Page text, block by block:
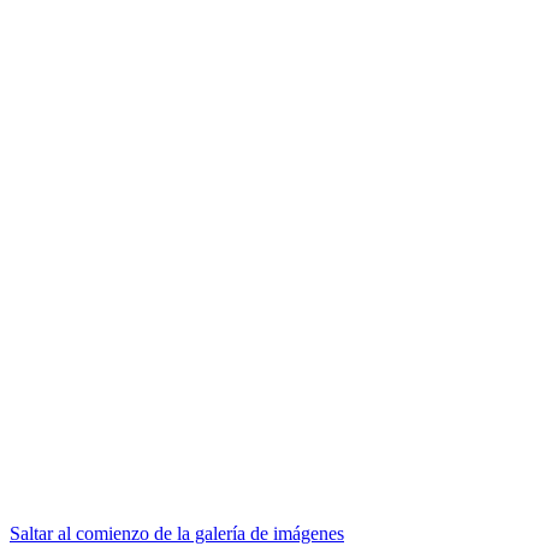
Saltar al comienzo de la galería de imágenes